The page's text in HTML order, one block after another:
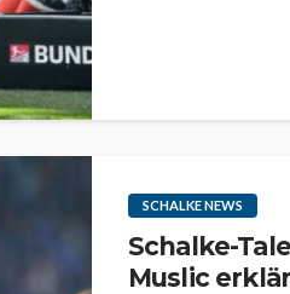
SCHALKE NEWS
Schalke-
Muslic